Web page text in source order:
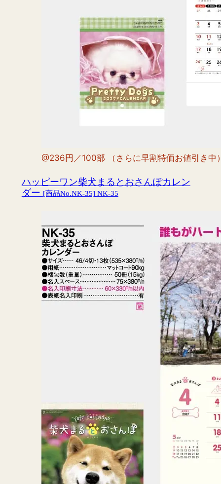
@236円／100部 （さらに早割特価お値引き中
ハッピーワン柴犬まるとおさんぽカレン
ダー [商品No.NK-35] NK-35